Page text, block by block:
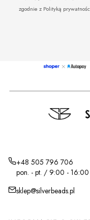
zgodnie z Polityką
+48 505 796 706
pon. - pt. / 9:00 - 16:00
sklep@silverbeads.pl